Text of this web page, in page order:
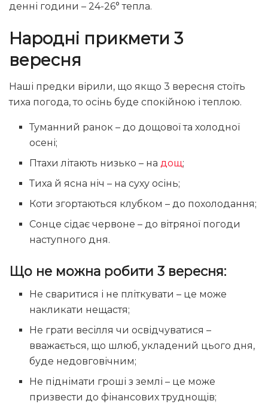
денні години – 24-26° тепла.
Народні прикмети 3
вересня
Наші предки вірили, що якщо 3 вересня стоїть
тиха погода, то осінь буде спокійною і теплою.
Туманний ранок – до дощової та холодної
осені;
Птахи літають низько – надощ;
Тиха й ясна ніч – на суху осінь;
Коти згортаються клубком – до похолодання;
Сонце сідає червоне – до вітряної погоди
наступного дня.
Що не можна робити 3 вересня:
Не сваритися і не пліткувати – це може
накликати нещастя;
Не грати весілля чи освідчуватися –
вважається, що шлюб, укладений цього дня,
буде недовговічним;
Не піднімати гроші з землі – це може
призвести до фінансових труднощів;